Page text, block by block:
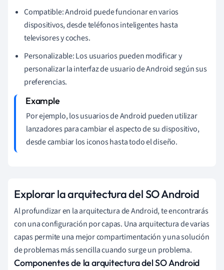
Compatible: Android puede funcionar en varios
dispositivos, desde teléfonos inteligentes hasta
televisores y coches.
Personalizable: Los usuarios pueden modificar y
personalizar la interfaz de usuario de Android según sus
preferencias.
Por ejemplo, los usuarios de Android pueden utilizar
lanzadores para cambiar el aspecto de su dispositivo,
desde cambiar los iconos hasta todo el diseño.
Explorar la arquitectura del SO Android
Al profundizar en la arquitectura de Android, te encontrarás
con una configuración por capas. Una arquitectura de varias
capas permite una mejor compartimentación y una solución
de problemas más sencilla cuando surge un problema.
Componentes de la arquitectura del SO Android